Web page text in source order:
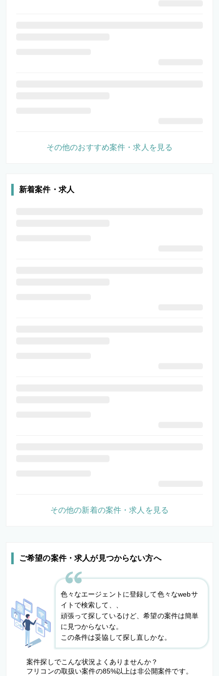
ご希望の案件・求人が見つからない方へ
色々なエージェントに登録して色々なwebサ
イトで検索して、、
頑張って探しているけど、希望の案件は簡単
に見つからないな。
この条件は妥協して探し直しかな。
案件探しでこんな状況よくありませんか？
フリコンの取扱い案件の85%以上は非公開案件です。
その他のおすすめ案件・求人を見る
新着案件・求人
その他の新着の案件・求人を見る